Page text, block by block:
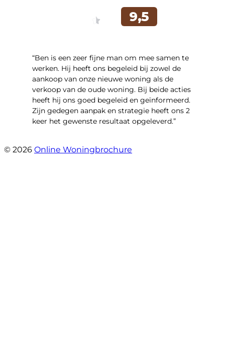
“Ben is een zeer fijne man om mee samen te
werken. Hij heeft ons begeleid bij zowel de
aankoop van onze nieuwe woning als de
verkoop van de oude woning. Bij beide acties
heeft hij ons goed begeleid en geïnformeerd.
Zijn gedegen aanpak en strategie heeft ons 2
keer het gewenste resultaat opgeleverd.”
© 2026 Online Woningbrochure